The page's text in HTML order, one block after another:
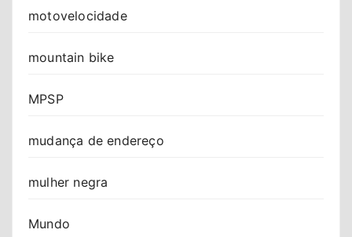
motovelocidade
mountain bike
MPSP
mudança de endereço
mulher negra
Mundo